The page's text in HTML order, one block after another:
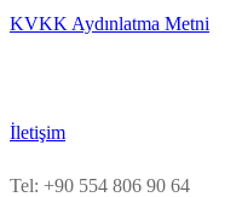
KVKK Aydınlatma Metni
İletişim
Tel: +90 554 806 90 64